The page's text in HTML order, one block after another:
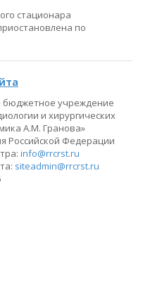
стационара
по
бюджетное учреждение
и хирургических
А.М. Гранова»
Российской Федерации
info@rrcrst.ru
siteadmin@rrcrst.ru